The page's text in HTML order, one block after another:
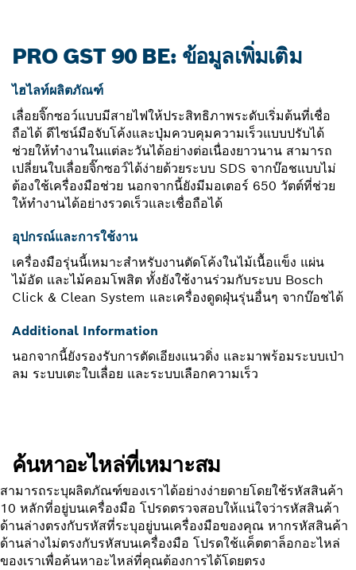
PRO GST 90 BE: ข้อมูลเพิ่มเติม
ไฮไลท์ผลิตภัณฑ์
เลื่อยจิ๊กซอว์แบบมีสายไฟให้ประสิทธิภาพระดับเริ่มต้นที่เชื่อ
ถือได้ ดีไซน์มือจับโค้งและปุ่มควบคุมความเร็วแบบปรับได้
ช่วยให้ทำงานในแต่ละวันได้อย่างต่อเนื่องยาวนาน สามารถ
เปลี่ยนใบเลื่อยจิ๊กซอว์ได้ง่ายด้วยระบบ SDS จากบ๊อชแบบไม่
ต้องใช้เครื่องมือช่วย นอกจากนี้ยังมีมอเตอร์ 650 วัตต์ที่ช่วย
ให้ทำงานได้อย่างรวดเร็วและเชื่อถือได้
อุปกรณ์และการใช้งาน
เครื่องมือรุ่นนี้เหมาะสำหรับงานตัดโค้งในไม้เนื้อแข็ง แผ่น
ไม้อัด และไม้คอมโพสิต ทั้งยังใช้งานร่วมกับระบบ Bosch
Click & Clean System และเครื่องดูดฝุ่นรุ่นอื่นๆ จากบ๊อชได้
Additional Information
นอกจากนี้ยังรองรับการตัดเอียงแนวดิ่ง และมาพร้อมระบบเป่า
ลม ระบบเตะใบเลื่อย และระบบเลือกความเร็ว
ค้นหาอะไหล่ที่เหมาะสม
สามารถระบุผลิตภัณฑ์ของเราได้อย่างง่ายดายโดยใช้รหัสสินค้า
10 หลักที่อยู่บนเครื่องมือ โปรดตรวจสอบให้แน่ใจว่ารหัสสินค้า
ด้านล่างตรงกับรหัสที่ระบุอยู่บนเครื่องมือของคุณ หากรหัสสินค้า
ด้านล่างไม่ตรงกับรหัสบนเครื่องมือ โปรดใช้แค็ตตาล็อกอะไหล่
ของเราเพื่อค้นหาอะไหล่ที่คุณต้องการได้โดยตรง